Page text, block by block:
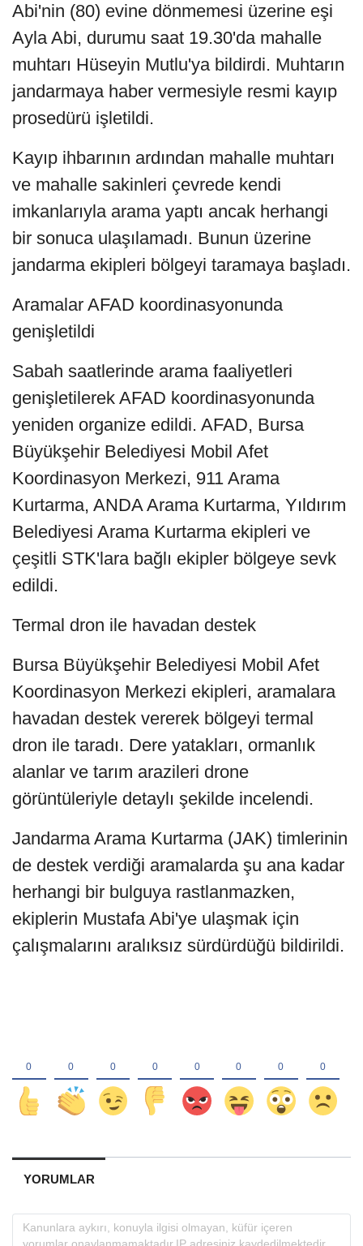
Abi'nin (80) evine dönmemesi üzerine eşi
Ayla Abi, durumu saat 19.30'da mahalle
muhtarı Hüseyin Mutlu'ya bildirdi. Muhtarın
jandarmaya haber vermesiyle resmi kayıp
prosedürü işletildi.
Kayıp ihbarının ardından mahalle muhtarı
ve mahalle sakinleri çevrede kendi
imkanlarıyla arama yaptı ancak herhangi
bir sonuca ulaşılamadı. Bunun üzerine
jandarma ekipleri bölgeyi taramaya başladı.
Aramalar AFAD koordinasyonunda
genişletildi
Sabah saatlerinde arama faaliyetleri
genişletilerek AFAD koordinasyonunda
yeniden organize edildi. AFAD, Bursa
Büyükşehir Belediyesi Mobil Afet
Koordinasyon Merkezi, 911 Arama
Kurtarma, ANDA Arama Kurtarma, Yıldırım
Belediyesi Arama Kurtarma ekipleri ve
çeşitli STK'lara bağlı ekipler bölgeye sevk
edildi.
Termal dron ile havadan destek
Bursa Büyükşehir Belediyesi Mobil Afet
Koordinasyon Merkezi ekipleri, aramalara
havadan destek vererek bölgeyi termal
dron ile taradı. Dere yatakları, ormanlık
alanlar ve tarım arazileri drone
görüntüleriyle detaylı şekilde incelendi.
Jandarma Arama Kurtarma (JAK) timlerinin
de destek verdiği aramalarda şu ana kadar
herhangi bir bulguya rastlanmazken,
ekiplerin Mustafa Abi'ye ulaşmak için
çalışmalarını aralıksız sürdürdüğü bildirildi.
YORUMLAR